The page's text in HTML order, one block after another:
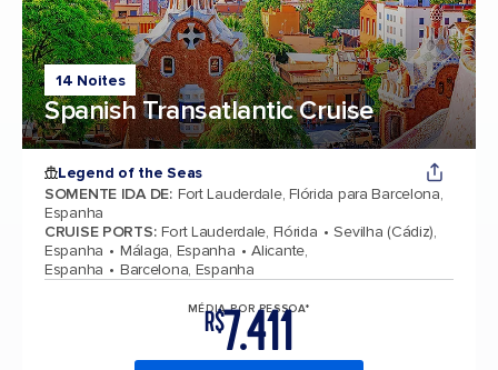
14 Noites
Spanish Transatlantic Cruise
Legend of the Seas
SOMENTE IDA DE: Fort Lauderdale, Flórida para Barcelona,
Espanha
CRUISE PORTS: Fort Lauderdale, Flórida
Sevilha (Cádiz),
Espanha
Málaga, Espanha
Alicante,
Espanha
Barcelona, Espanha
MÉDIA POR PESSOA*
R$7.411